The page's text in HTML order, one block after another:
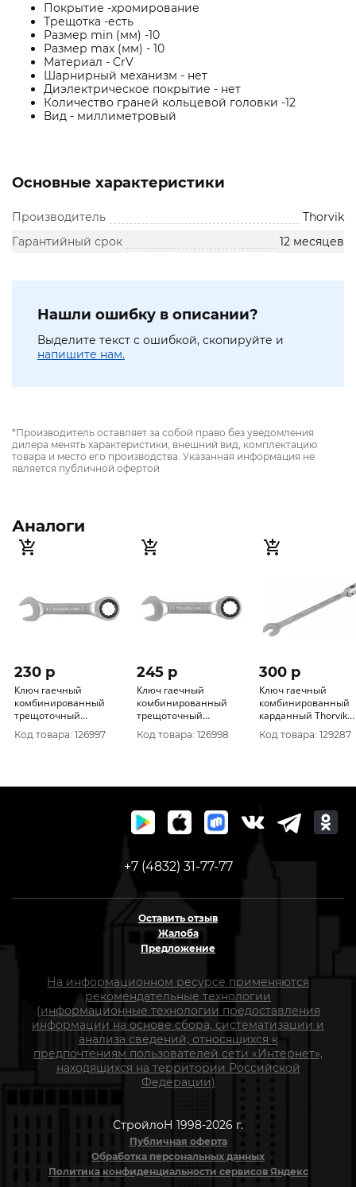
Покрытие -хромирование
Трещотка -есть
Размер min (мм) -10
Размер max (мм) - 10
Материал - CrV
Шарнирный механизм - нет
Диэлектрическое покрытие - нет
Количество граней кольцевой головки -12
Вид - миллиметровый
Основные характеристики
Производитель
Thorvik
Гарантийный срок
12 месяцев
Нашли ошибку в описании?
Выделите текст с ошибкой, скопируйте и
напишите нам.
*Производитель оставляет за собой право без уведомления
дилера менять характеристики, внешний вид, комплектацию
товара и место его производства. Указанная информация не
является публичной офертой
Аналоги
230 p
Ключ гаечный
комбинированный
трещоточный
короткий Thorvik
CSRW12 12 мм
Код товара: 126997
245 p
Ключ гаечный
комбинированный
трещоточный
короткий Thorvik
CSRW13 13 мм
Код товара: 126998
300 p
Ключ гаечный
комбинированный
карданный Thorvik
CSW12 12 мм
Код товара: 129287
+7 (4832) 31-77-77
Оставить отзыв
Жалоба
Предложение
На информационном ресурсе применяются
рекомендательные технологии
(информационные технологии предоставления
информации на основе сбора, систематизации и
анализа сведений, относящихся к
предпочтениям пользователей сети «Интернет»,
находящихся на территории Российской
Федерации)
СтройлоН 1998-2026 г.
Публичная оферта
Обработка персональных данных
Политика конфиденциальности сервисов Яндекс